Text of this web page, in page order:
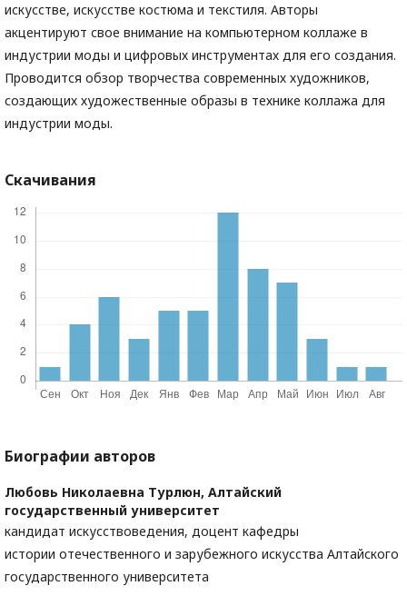
искусстве, искусстве костюма и текстиля. Авторы
акцентируют свое внимание на компьютерном коллаже в
индустрии моды и цифровых инструментах для его создания.
Проводится обзор творчества современных художников,
создающих художественные образы в технике коллажа для
индустрии моды.
Скачивания
Биографии авторов
Любовь Николаевна Турлюн, Алтайский
государственный университет
кандидат искусствоведения, доцент кафедры
истории отечественного и зарубежного искусства Алтайского
государственного университета